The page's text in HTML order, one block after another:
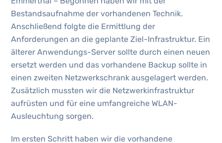
Bestandsaufnahme der vorhandenen Technik.
Anschließend folgte die Ermittlung der
Anforderungen an die geplante Ziel-Infrastruktur. Ein
älterer Anwendungs-Server sollte durch einen neuen
ersetzt werden und das vorhandene Backup sollte in
einen zweiten Netzwerkschrank ausgelagert werden.
Zusätzlich mussten wir die Netzwerkinfrastruktur
aufrüsten und für eine umfangreiche WLAN-
Ausleuchtung sorgen.
Im ersten Schritt haben wir die vorhandene